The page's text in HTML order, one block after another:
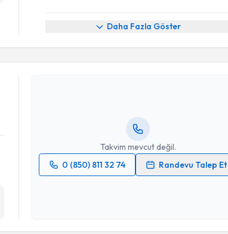
Daha Fazla Göster
Takvim mevcut değil.
0 (850) 811 32 74
Randevu Talep Et
Randevu Takvimi Talebi
Op. Dr. Diclehan Ali Dicle